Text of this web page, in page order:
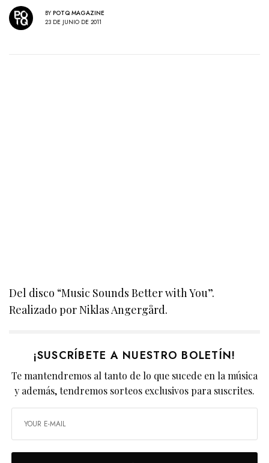
BY POTQ MAGAZINE
23 DE JUNIO DE 2011
Del disco “Music Sounds Better with You”.
Realizado por Niklas Angergård.
¡SUSCRÍBETE A NUESTRO BOLETÍN!
Te mantendremos al tanto de lo que sucede en la música
y además, tendremos sorteos exclusivos para suscrites.